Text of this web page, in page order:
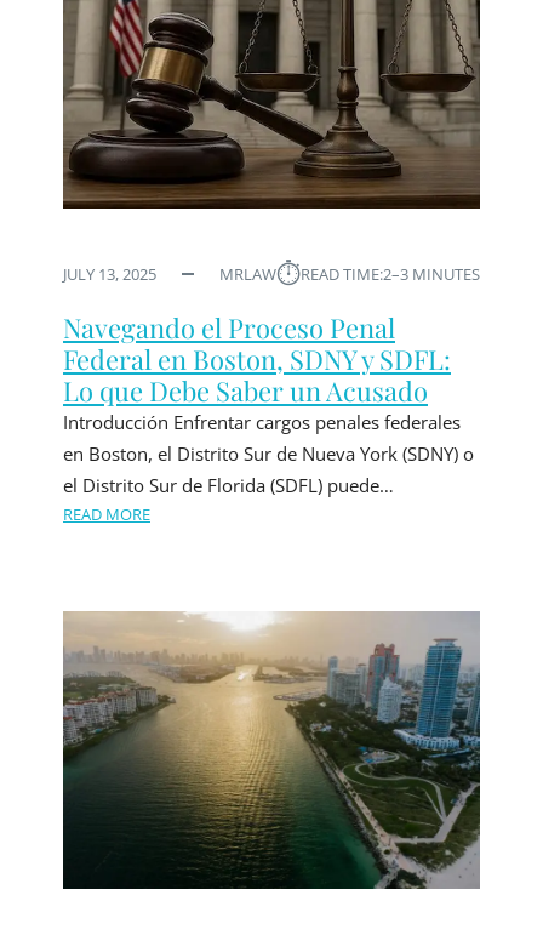
JULY 13, 2025 MRLAW⏱︎READ TIME:2–3 MINUTES
Navegando el Proceso Penal
Federal en Boston, SDNY y SDFL:
Lo que Debe Saber un Acusado
Introducción Enfrentar cargos penales federales
en Boston, el Distrito Sur de Nueva York (SDNY) o
el Distrito Sur de Florida (SDFL) puede…
READ MORE